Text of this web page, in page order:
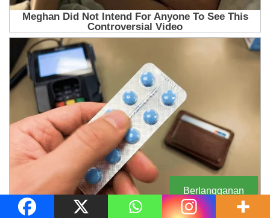
Berlangganan